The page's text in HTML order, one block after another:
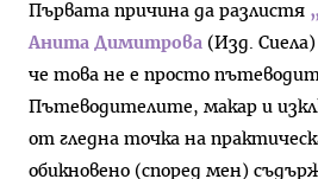
Първата причина да разлистя
Анита Димитрова (Изд.
че това не е просто
Пътеводителите, макар и
от гледна точка на
обикновено (според мен)